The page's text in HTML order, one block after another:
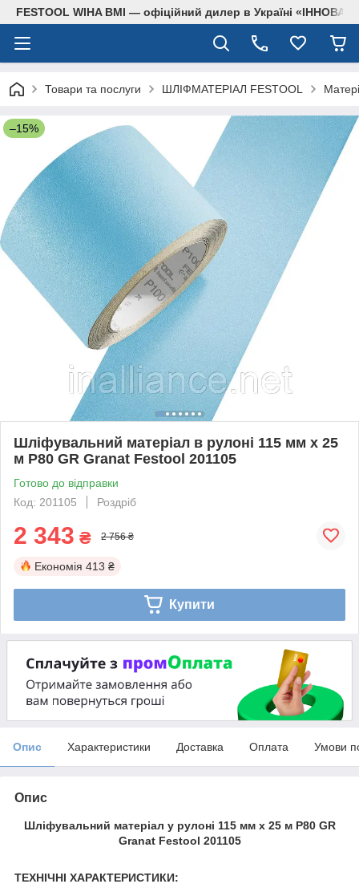
FESTOOL WIHA BMI — офіційний дилер в Україні
Товари та послуги ШЛІФМАТЕРІАЛ FESTOOL
–15%
Шліфувальний матеріал в рулоні 115 мм x 25
м P80 GR Granat Festool 201105
Готово до відправки
Код: 201105
Роздріб
2 343 ₴ 2 756 ₴
Економія 413 ₴
Купити
Опис Характеристики Доставка Оплата Умови
Опис
Шліфувальний матеріал у рулоні 115 мм x 25 м P80 GR
Granat Festool 201105
ТЕХНІЧНІ ХАРАКТЕРИСТИКИ: